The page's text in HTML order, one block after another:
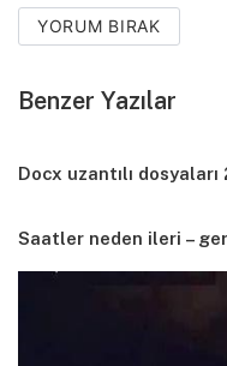
YORUM BIRAK
Benzer Yazılar
Docx uzantılı
Saatler neden ileri –